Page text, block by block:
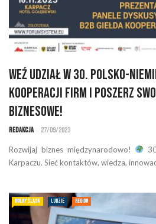
Weź udział w 30. Polsko-
Kooperacji Firm i Poszerz
Biznesowe!
Redakcja 27/09/2023
Rozwijaj biznes międzynarodowo!
Karpaczu. Sieć kontaktów, wiedza,
DOLNY ŚLĄSK LUDZIE REGION